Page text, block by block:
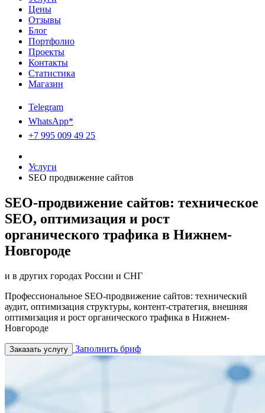
Цены
Отзывы
Блог
Портфолио
Проекты
Контакты
Статистика
Магазин
Telegram
WhatsApp*
+7 995 009 49 25
Услуги
SEO продвижение сайтов
SEO-продвижение сайтов: техническое
SEO, оптимизация и рост
органического трафика в Нижнем-
Новгороде
и в других городах России и СНГ
Профессиональное SEO-продвижение сайтов: технический
аудит, оптимизация структуры, контент-стратегия, внешняя
оптимизация и рост органического трафика в Нижнем-
Новгороде
Заказать услугу Заполнить бриф